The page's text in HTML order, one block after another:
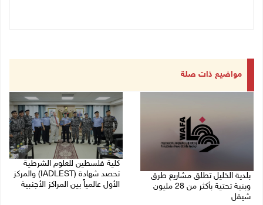
مواضيع ذات صلة
بلدية الخليل تطلق مشاريع طرق
وبنية تحتية بأكثر من 28 مليون
شيقل
كلية فلسطين للعلوم الشرطية
تحصد شهادة (IADLEST) والمركز
الأول عالمياً بين المراكز الأجنبية